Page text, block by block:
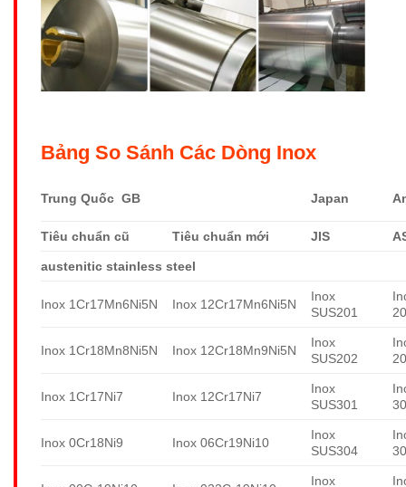
Bảng So Sánh Các Dòng Inox
Trung Quốc GB Japan
Tiêu chuẩn cũ Tiêu chuẩn mới JIS
austenitic stainless steel
Inox 1Cr17Mn6Ni5N Inox 12Cr17Mn6Ni5N
Inox
SUS201
Inox 1Cr18Mn8Ni5N Inox 12Cr18Mn9Ni5N
Inox
SUS202
Inox 1Cr17Ni7 Inox 12Cr17Ni7
Inox
SUS301
Inox 0Cr18Ni9 Inox 06Cr19Ni10
Inox
SUS304
Inox